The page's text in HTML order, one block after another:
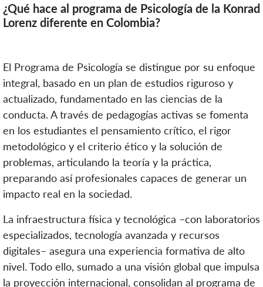
¿Qué hace al programa de Psicología de la Konrad
Lorenz diferente en Colombia?
El Programa de Psicología se distingue por su enfoque
integral, basado en un plan de estudios riguroso y
actualizado, fundamentado en las ciencias de la
conducta. A través de pedagogías activas se fomenta
en los estudiantes el pensamiento crítico, el rigor
metodológico y el criterio ético y la solución de
problemas, articulando la teoría y la práctica,
preparando así profesionales capaces de generar un
impacto real en la sociedad.
La infraestructura física y tecnológica –con laboratorios
especializados, tecnología avanzada y recursos
digitales– asegura una experiencia formativa de alto
nivel. Todo ello, sumado a una visión global que impulsa
la proyección internacional, consolidan al programa de